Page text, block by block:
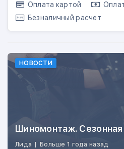
Оплата картой
Безналичный расчет
НОВОСТИ
Шиномонтаж.
Лида | Больше 1 года назад